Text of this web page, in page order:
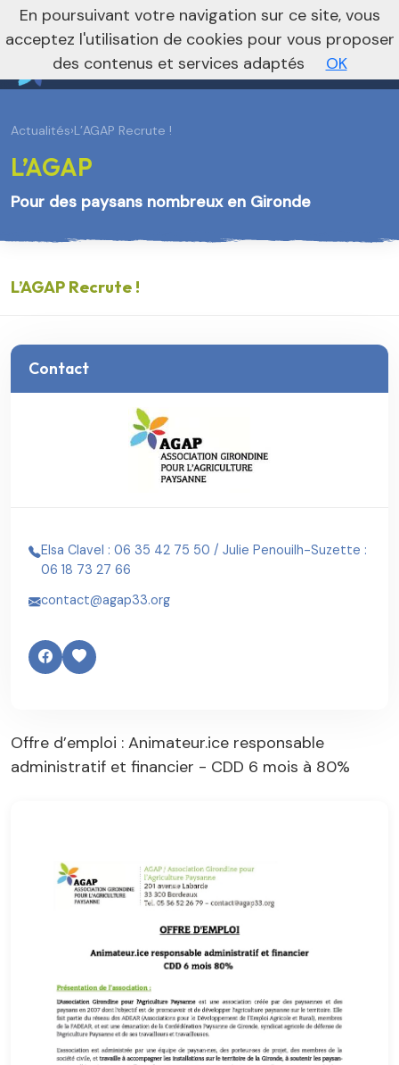
Vers le site national
Actualités›L’AGAP Recrute !
L’AGAP
Pour des paysans nombreux en Gironde
L’AGAP Recrute !
Contact
Elsa Clavel : 06 35 42 75 50 / Julie Penouilh-Suzette :
06 18 73 27 66
contact@agap33.org
Offre d’emploi : Animateur.ice responsable
administratif et financier - CDD 6 mois à 80%
En poursuivant votre navigation sur ce site, vous
acceptez l'utilisation de cookies pour vous proposer
des contenus et services adaptés
OK